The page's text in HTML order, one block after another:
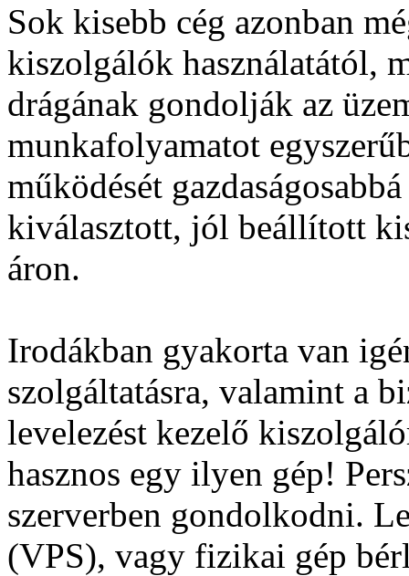
Sok kisebb cég azonban
kiszolgálók használatától,
drágának gondolják az
munkafolyamatot
működését
kiválasztott, jól beállított
áron.
Irodákban gyakorta van
szolgáltatásra, valamint a
levelezést kezelő
hasznos egy ilyen gép!
szerverben gondolkodni.
(VPS), vagy fizikai gép